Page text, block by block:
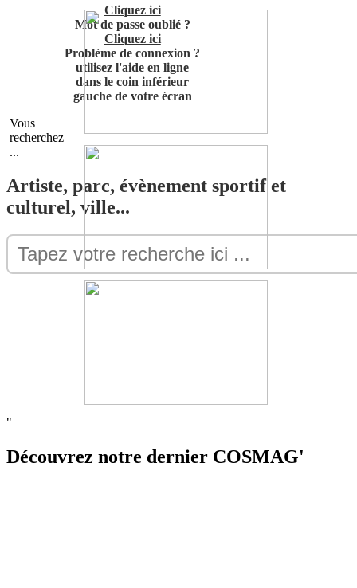
Cliquez ici
Mot de passe oublié ?
Cliquez ici
Problème de connexion ?
utilisez l'aide en ligne
dans le coin inférieur
gauche de votre écran
Vous
recherchez
...
Artiste, parc, évènement sportif et
culturel, ville...
"
Découvrez notre dernier COSMAG'